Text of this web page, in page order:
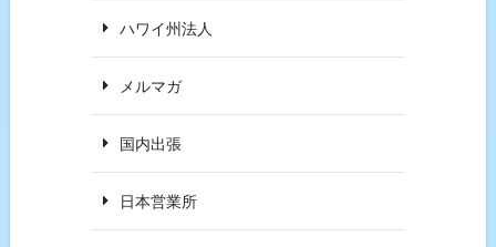
ハワイ州法人
メルマガ
国内出張
日本営業所